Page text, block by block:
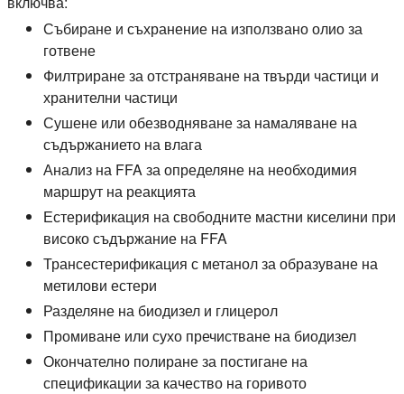
Събиране и съхранение на използвано олио за
готвене
Филтриране за отстраняване на твърди частици и
хранителни частици
Сушене или обезводняване за намаляване на
съдържанието на влага
Анализ на FFA за определяне на необходимия
маршрут на реакцията
Естерификация на свободните мастни киселини при
високо съдържание на FFA
Трансестерификация с метанол за образуване на
метилови естери
Разделяне на биодизел и глицерол
Промиване или сухо пречистване на биодизел
Окончателно полиране за постигане на
спецификации за качество на горивото